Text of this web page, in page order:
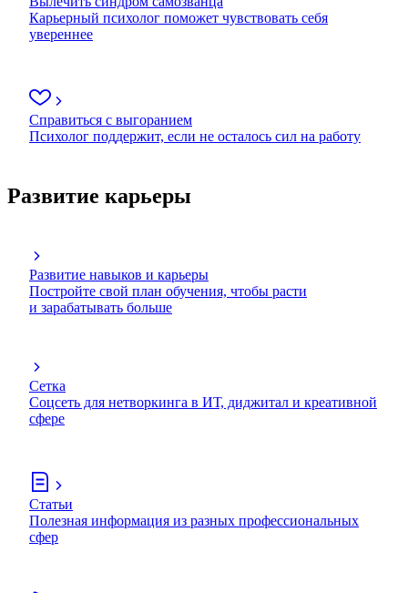
Карьерный психолог поможет чувствовать себя
увереннее
Справиться с выгоранием
Психолог поддержит, если не осталось сил на работу
Развитие карьеры
Развитие навыков и карьеры
Постройте свой план обучения, чтобы расти
и зарабатывать больше
Сетка
Соцсеть для нетворкинга в ИТ, диджитал и креативной
сфере
Статьи
Полезная информация из разных профессиональных
сфер